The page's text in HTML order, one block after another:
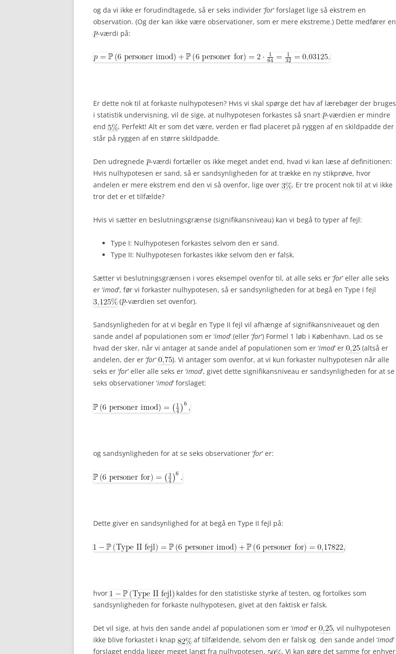
og da vi ikke er forudindtagede, så er seks individer ‘for‘ forslaget lige så ekstrem en
observation. (Og der kan ikke være observationer, som er mere ekstreme.) Dette medfører en
-værdi på:
Er dette nok til at forkaste nulhypotesen? Hvis vi skal spørge det hav af lærebøger der bruges
i statistik undervisning, vil de sige, at nulhypotesen forkastes så snart
-værdien er mindre
end
. Perfekt! Alt er som det være, verden er flad placeret på ryggen af en skildpadde der
står på ryggen af en større skildpadde.
Den udregnede
-værdi fortæller os ikke meget andet end, hvad vi kan læse af definitionen:
Hvis nulhypotesen er sand, så er sandsynligheden for at trække en ny stikprøve, hvor
andelen er mere ekstrem end den vi så ovenfor, lige over
. Er tre procent nok til at vi ikke
tror det er et tilfælde?
Hvis vi sætter en beslutningsgrænse (signifikansniveau) kan vi begå to typer af fejl:
Type I: Nulhypotesen forkastes selvom den er sand.
Type II: Nulhypotesen forkastes ikke selvom den er falsk.
Sætter vi beslutningsgrænsen i vores eksempel ovenfor til, at alle seks er ‘for‘ eller alle seks
er ‘imod‘, før vi forkaster nulhypotesen, så er sandsynligheden for at begå en Type I fejl
( -værdien set ovenfor).
Sandsynligheden for at vi begår en Type II fejl vil afhænge af signifikansniveauet og den
sande andel af populationen som er ‘imod‘ (eller ‘for‘) Formel 1 løb i København. Lad os se
hvad der sker, når vi antager at sande andel af populationen som er ‘imod‘ er
(altså er
andelen, der er ‘for‘
). Vi antager som ovenfor, at vi kun forkaster nulhypotesen når alle
seks er ‘for‘ eller alle seks er ‘imod‘, givet dette signifikansniveau er sandsynligheden for at se
seks observationer ‘imod‘ forslaget:
og sandsynligheden for at se seks observationer ‘for‘ er:
Dette giver en sandsynlighed for at begå en Type II fejl på:
hvor
kaldes for den statistiske styrke af testen, og fortolkes som
sandsynligheden for forkaste nulhypotesen, givet at den faktisk er falsk.
Det vil sige, at hvis den sande andel af populationen som er ‘imod‘ er
, vil nulhypotesen
ikke blive forkastet i knap
af tilfældende, selvom den er falsk og den sande andel ‘imod‘
forslaget endda ligger meget langt fra nulhypotesen,
. Vi kan gøre det samme for enhver